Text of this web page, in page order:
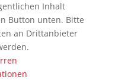
Inhalt
Button unten. Bitte
an Drittanbieter